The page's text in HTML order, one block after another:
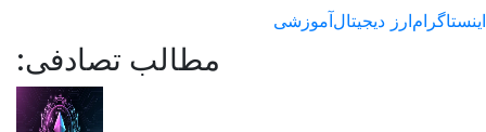
ارز دیجیتالآموزشی
مطالب تصادفی: